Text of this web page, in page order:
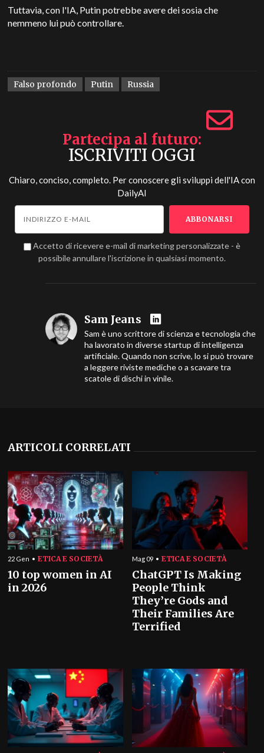
Tuttavia, con l'IA, Putin potrebbe avere dei sosia che
nemmeno lui può controllare.
Falso profondo Putin Russia
Partecipa al futuro
ISCRIVITI OGGI
Chiaro, conciso, completo. Per conoscere gli sviluppi dell'IA con
DailyAI
Accetto di ricevere e-mail di marketing personalizzate - è
possibile annullare l'iscrizione in qualsiasi momento.
Sam Jeans
Sam è uno scrittore di scienza e tecnologia che
ha lavorato in diverse startup di intelligenza
artificiale. Quando non scrive, lo si può trovare
a leggere riviste mediche o a scavare tra
scatole di dischi in vinile.
ARTICOLI CORRELATI
22 Gen ETICA E SOCIETÀ
10 top women in AI
in 2026
Mag 09 ETICA E SOCIETÀ
ChatGPT Is Making
People Think
They’re Gods and
Their Families Are
Terrified